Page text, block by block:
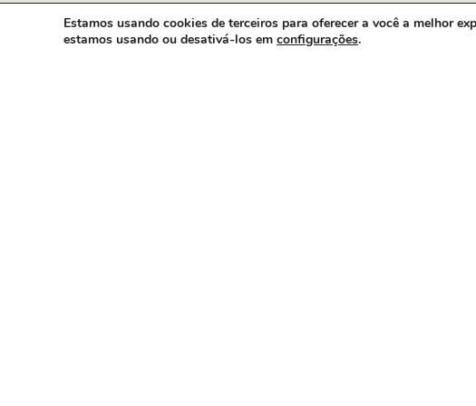
Estamos usando cookies de terceiros para oferecer a você a melhor
estamos usando ou desativá-los em configurações.